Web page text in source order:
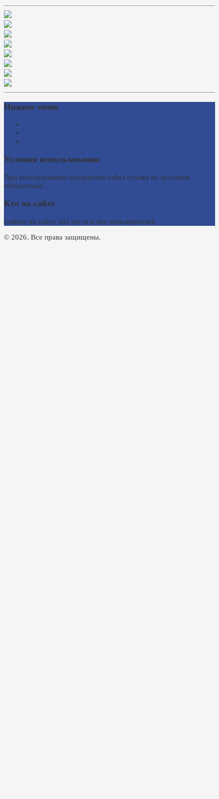
Нижнее меню
Условия использования
При использовании материалов сайта ссылка на источник
обязательна.
Кто на сайте
Сейчас на сайте 103 гостя и нет пользователей
© 2026. Все права защищены.